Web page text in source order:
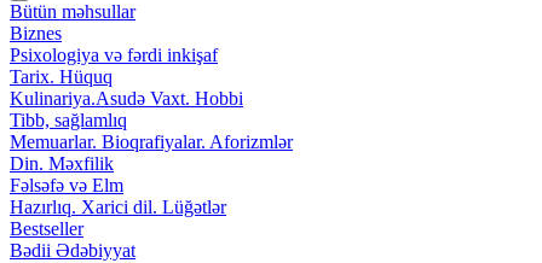
Bütün məhsullar
Biznes
Psixologiya və fərdi inkişaf
Tarix. Hüquq
Kulinariya.Asudə Vaxt. Hobbi
Tibb, sağlamlıq
Memuarlar. Bioqrafiyalar. Aforizmlər
Din. Məxfilik
Fəlsəfə və Elm
Hazırlıq. Xarici dil. Lüğətlər
Bestseller
Bədii Ədəbiyyat